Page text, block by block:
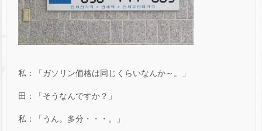
私：「ガソリン価格は同じくらいなんか～。」
田：「そうなんですか？」
私：「うん。多分・・・。」